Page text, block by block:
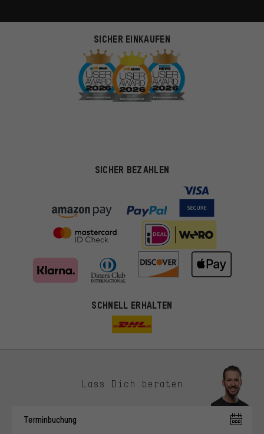
SICHER EINKAUFEN
SICHER BEZAHLEN
SCHNELL ERHALTEN
Lass Dich beraten
Terminbuchung
Du bekommst, statt zufälliger Werbung, genauer passende
Angebote von uns. Diese Cookies helfen uns, Deine Interessen